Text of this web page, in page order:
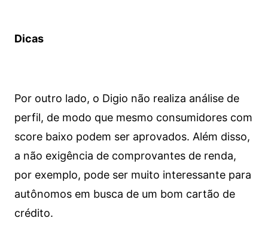
Dicas
Por outro lado, o Digio não realiza análise de
perfil, de modo que mesmo consumidores com
score baixo podem ser aprovados. Além disso,
a não exigência de comprovantes de renda,
por exemplo, pode ser muito interessante para
autônomos em busca de um bom cartão de
crédito.